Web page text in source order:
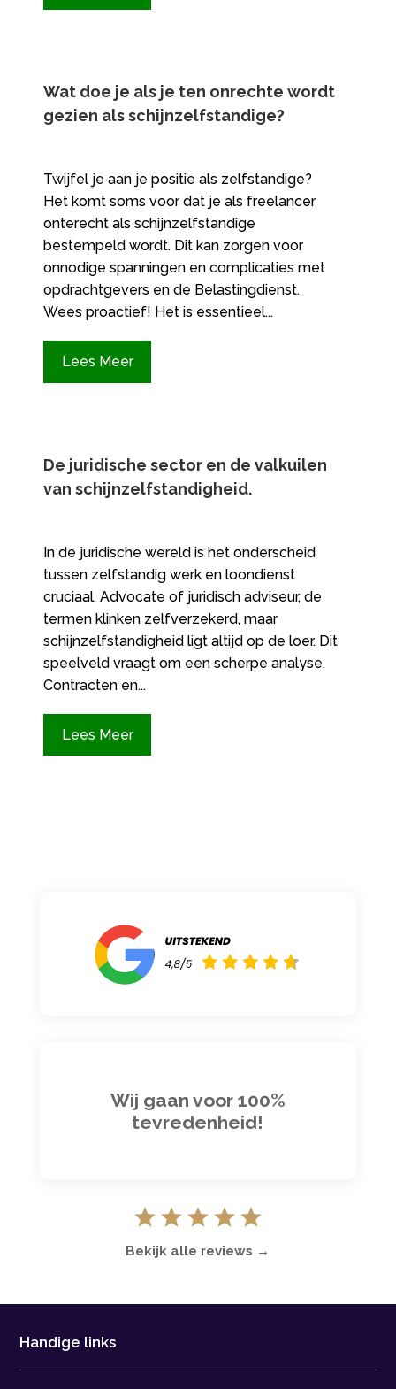
Wat doe je als je ten onrechte wordt
gezien als schijnzelfstandige?
Twijfel je aan je positie als zelfstandige?
Het komt soms voor dat je als freelancer
onterecht als schijnzelfstandige
bestempeld wordt. Dit kan zorgen voor
onnodige spanningen en complicaties met
opdrachtgevers en de Belastingdienst.
Wees proactief! Het is essentieel...
Lees Meer
De juridische sector en de valkuilen
van schijnzelfstandigheid.​
In de juridische wereld is het onderscheid
tussen zelfstandig werk en loondienst
cruciaal. Advocate of juridisch adviseur, de
termen klinken zelfverzekerd, maar
schijnzelfstandigheid ligt altijd op de loer. Dit
speelveld vraagt om een scherpe analyse.
Contracten en...
Lees Meer
Wij gaan voor 100%
tevredenheid!
Bekijk alle reviews →
Handige links